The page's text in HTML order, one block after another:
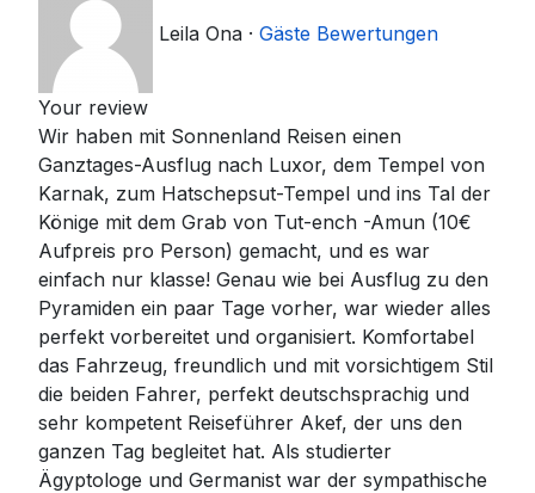
Leila Ona · Gäste Bewertungen
Your review
Wir haben mit Sonnenland Reisen einen
Ganztages-Ausflug nach Luxor, dem Tempel von
Karnak, zum Hatschepsut-Tempel und ins Tal der
Könige mit dem Grab von Tut-ench -Amun (10€
Aufpreis pro Person) gemacht, und es war
einfach nur klasse! Genau wie bei Ausflug zu den
Pyramiden ein paar Tage vorher, war wieder alles
perfekt vorbereitet und organisiert. Komfortabel
das Fahrzeug, freundlich und mit vorsichtigem Stil
die beiden Fahrer, perfekt deutschsprachig und
sehr kompetent Reiseführer Akef, der uns den
ganzen Tag begleitet hat. Als studierter
Ägyptologe und Germanist war der sympathische